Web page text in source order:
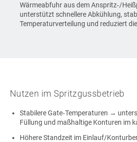
Wärmeabfuhr aus dem Anspritz‑/
unterstützt schnellere Abkühlung,
Temperaturverteilung und reduziert
Nutzen im Spritzgussbetrieb
Stabilere Gate‑Temperaturen →
Füllung und maßhaltige Konturen im
Höhere Standzeit im Einlauf/